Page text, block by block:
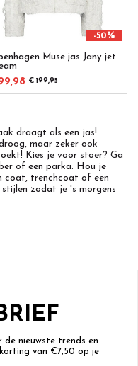
-50%
Muse jas Jany jet
€ 199,95
draagt als een jas!
maar zeker ook
Kies je voor stoer? Ga
of een parka. Hou je
coat, trenchcoat of een
zodat je 's morgens
de nieuwste trends en
van €7,50 op je